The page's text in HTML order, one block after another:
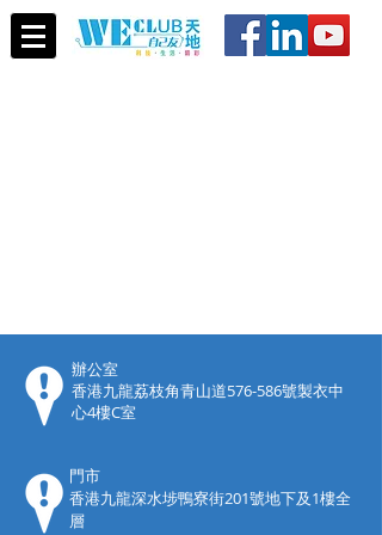
​辦公室
香港九龍荔枝角青山道576-586號製衣中
心4樓C室
門市
香港九龍深水埗鴨寮街201號地下及1樓全
層